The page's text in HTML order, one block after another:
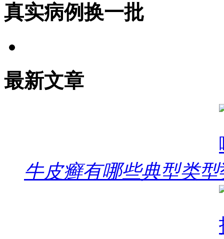
真实病例换一批
最新文章
牛皮癣有哪些典型类型